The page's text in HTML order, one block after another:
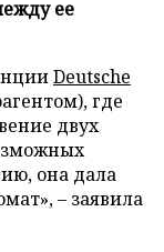
ее
Deutsche
где
двух
она дала
– заявила